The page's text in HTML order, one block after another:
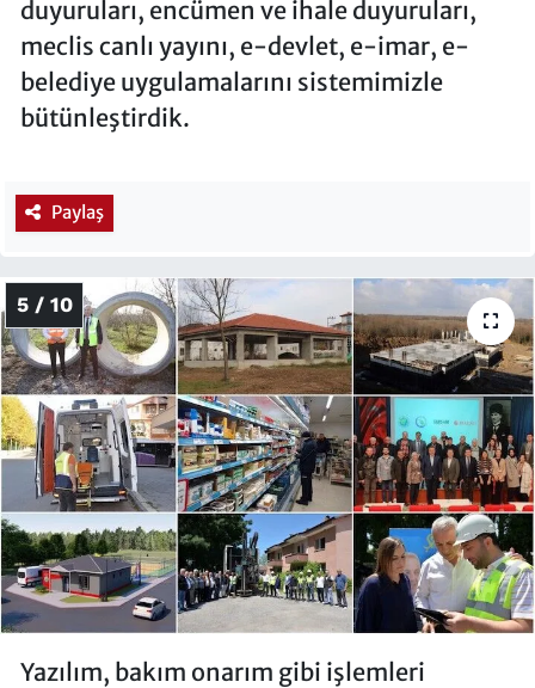
duyuruları, encümen ve ihale duyuruları,
meclis canlı yayını, e-devlet, e-imar, e-
belediye uygulamalarını sistemimizle
bütünleştirdik.
Paylaş
5 / 10
Yazılım, bakım onarım gibi işlemleri